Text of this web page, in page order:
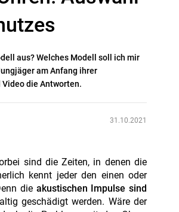
aus? Welches Modell soll ich mir
am Anfang ihrer
die Antworten.
31.10.2021
sind die Zeiten, in denen die
kennt jeder den einen oder
die akustischen Impulse sind
geschädigt werden. Wäre der